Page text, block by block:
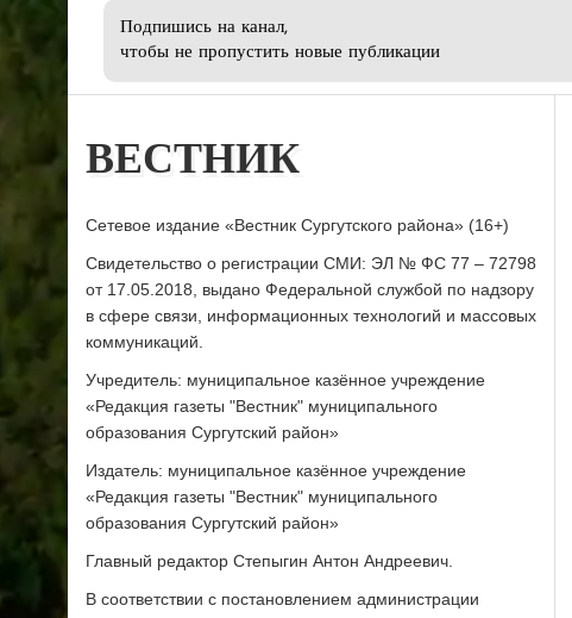
Подпишись на канал,
чтобы не пропустить новые публикации
ВЕСТНИК
Сетевое издание «Вестник Сургутского района» (16+)
Свидетельство о регистрации СМИ: ЭЛ № ФС 77 – 72798
от 17.05.2018, выдано Федеральной службой по надзору
в сфере связи, информационных технологий и массовых
коммуникаций.
Учредитель: муниципальное казённое учреждение
«Редакция газеты "Вестник" муниципального
образования Сургутский район»
Издатель: муниципальное казённое учреждение
«Редакция газеты "Вестник" муниципального
образования Сургутский район»
Главный редактор Степыгин Антон Андреевич.
В соответствии с постановлением администрации